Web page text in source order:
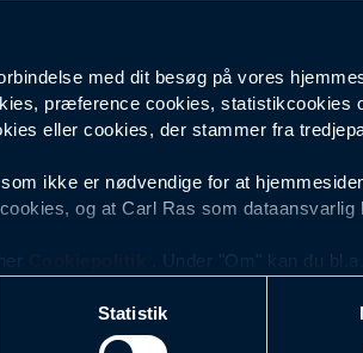
med dit besøg på vores
præference cookies, statistikcookies
eller cookies, der stammer fra
ikke er nødvendige for at
og at Carl Ras som dataansvarlig
. Under "Om" kan du
design, brugervenlighed og effektiviteten
Statistik
102
9.4